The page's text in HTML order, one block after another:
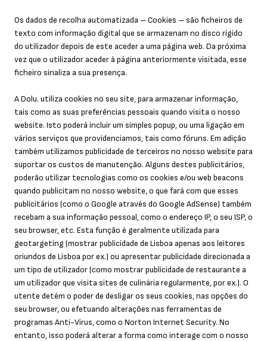
Os dados de recolha automatizada – Cookies – são ficheiros de
texto com informação digital que se armazenam no disco rígido
do utilizador depois de este aceder a uma página web. Da próxima
vez que o utilizador aceder à página anteriormente visitada, esse
ficheiro sinaliza a sua presença.
A Dolu. utiliza cookies no seu site, para armazenar informação,
tais como as suas preferências pessoais quando visita o nosso
website. Isto poderá incluir um simples popup, ou uma ligação em
vários serviços que providenciamos, tais como fóruns. Em adição
também utilizamos publicidade de terceiros no nosso website para
suportar os custos de manutenção. Alguns destes publicitários,
poderão utilizar tecnologias como os cookies e/ou web beacons
quando publicitam no nosso website, o que fará com que esses
publicitários (como o Google através do Google AdSense) também
recebam a sua informação pessoal, como o endereço IP, o seu ISP, o
seu browser, etc. Esta função é geralmente utilizada para
geotargeting (mostrar publicidade de Lisboa apenas aos leitores
oriundos de Lisboa por ex.) ou apresentar publicidade direcionada a
um tipo de utilizador (como mostrar publicidade de restaurante a
um utilizador que visita sites de culinária regularmente, por ex.). O
utente detém o poder de desligar os seus cookies, nas opções do
seu browser, ou efetuando alterações nas ferramentas de
programas Anti-Virus, como o Norton Internet Security. No
entanto, isso poderá alterar a forma como interage com o nosso